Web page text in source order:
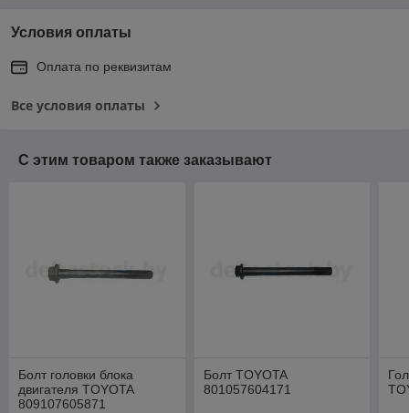
Условия оплаты
Оплата по реквизитам
Все условия оплаты
С этим товаром также заказывают
Болт головки блока
двигателя TOYOTA
809107605871
Болт TOYOTA
801057604171